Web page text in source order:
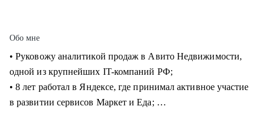
Обо мне
• Руковожу аналитикой продаж в Авито Недвижимости,
одной из крупнейших IT-компаний РФ;
• 8 лет работал в Яндексе, где принимал активное участие
в развитии сервисов Маркет и Еда;